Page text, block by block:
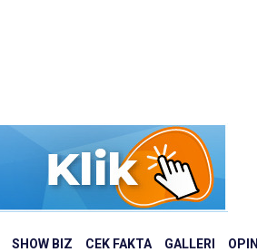
SHOW BIZ CEK FAKTA GALLERI OPINI